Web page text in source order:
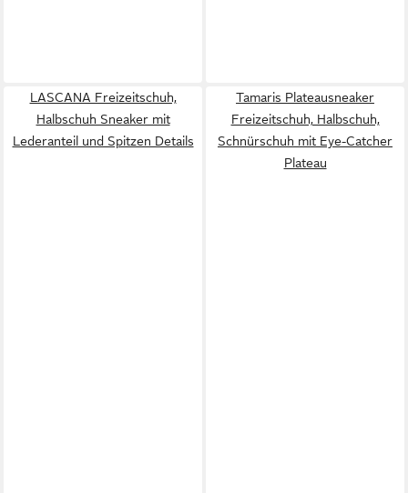
LASCANA Freizeitschuh,
Halbschuh Sneaker mit
Lederanteil und Spitzen Details
Tamaris Plateausneaker
Freizeitschuh, Halbschuh,
Schnürschuh mit Eye-Catcher
Plateau